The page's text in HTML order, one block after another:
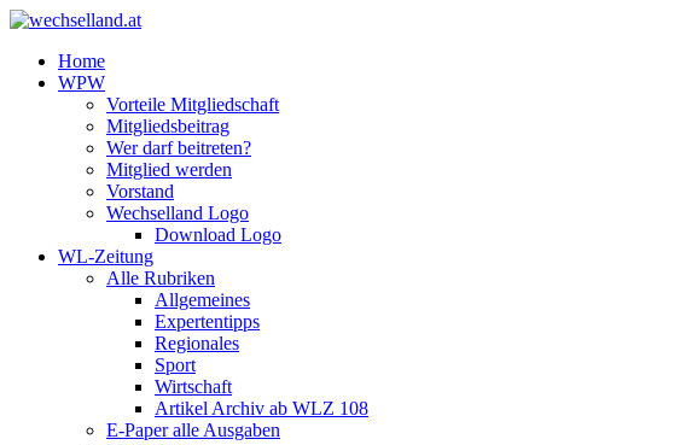
Home
WPW
Vorteile Mitgliedschaft
Mitgliedsbeitrag
Wer darf beitreten?
Mitglied werden
Vorstand
Wechselland Logo
Download Logo
WL-Zeitung
Alle Rubriken
Allgemeines
Expertentipps
Regionales
Sport
Wirtschaft
Artikel Archiv ab WLZ 108
E-Paper alle Ausgaben